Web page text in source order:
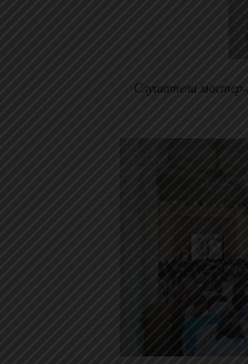
Слушатели мастер-